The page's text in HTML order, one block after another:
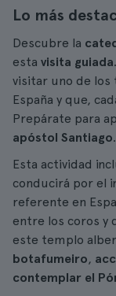
Lo más
Descubre la
esta visita guiada
visitar uno de los
España y que,
Prepárate para
apóstol Santiago.
Esta actividad
conducirá por el
referente en
entre los coros y
este templo
botafumeiro,
contemplar el